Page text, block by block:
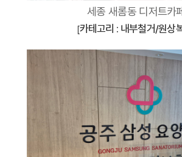
세종 새롬동 디저트카페
[카테고리 : 내부철거/원상